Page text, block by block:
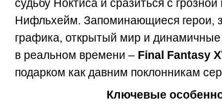
судьбу Ноктиса и сразиться с
Нифльхейм. Запоминающиеся герои,
графика, открытый мир и
в реальном времени – Final Fantasy
подарком как давним поклонникам
Ключевые